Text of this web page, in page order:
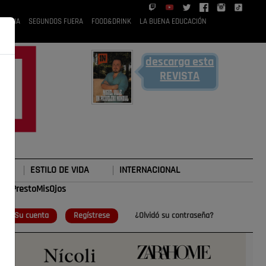
RUBIA SEGUNDOS FUERA FOOD&DRINK LA BUENA EDUCACIÓN
descarga esta
REVISTA
ESTILO DE VIDA INTERNACIONAL
Su cuenta Regístrese ¿Olvidó su contraseña?